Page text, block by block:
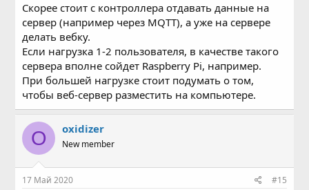
Скорее стоит с контроллера отдавать данные на
сервер (например через MQTT), а уже на сервере
делать вебку.
Если нагрузка 1-2 пользователя, в качестве такого
сервера вполне сойдет Raspberry Pi, например.
При большей нагрузке стоит подумать о том,
чтобы веб-сервер разместить на компьютере.
O oxidizer
New member
17 Май 2020 #15